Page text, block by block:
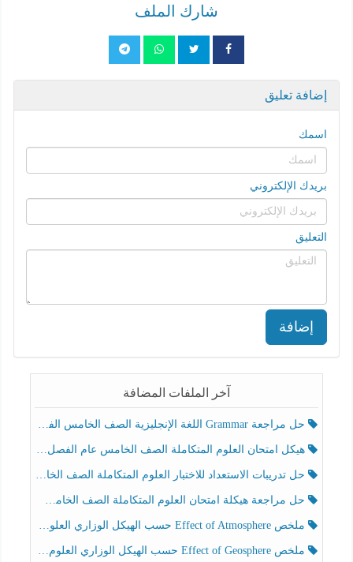
شارك الملف
إضافة تعليق
اسمك
بريدك الإلكتروني
التعليق
إضافة
آخر الملفات المضافة
حل مراجعة Grammar اللغة الإنجليزية الصف الخامس الفصل الثالث
هيكل امتحان العلوم المتكاملة الصف الخامس عام الفصل الدراسي الثالث 2025-2026
حل تدريبات الاستعداد للاختبار العلوم المتكاملة الصف الخامس عام الفصل الثالث
حل مراجعة هيكلة امتحان العلوم المتكاملة الصف الخامس انسبير الفصل الثالث
ملخص Effect of Atmosphere حسب الهيكل الوزاري العلوم المتكاملة الصف الخامس انسبير الفصل الثالث
ملخص Effect of Geosphere حسب الهيكل الوزاري العلوم المتكاملة الصف الخامس انسبير الفصل الثالث